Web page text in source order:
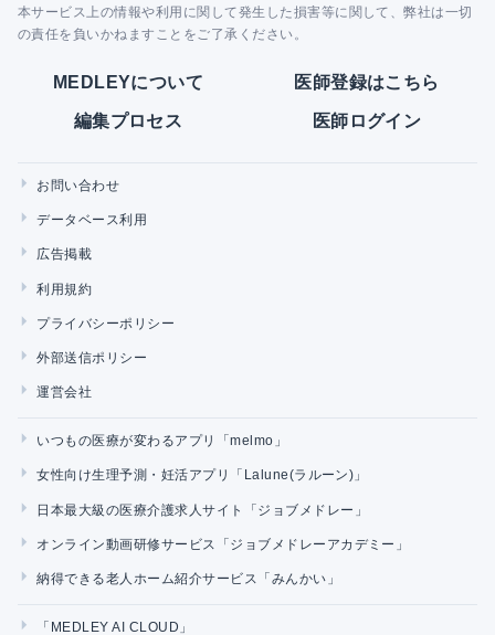
本サービス上の情報や利用に関して発生した損害等に関して、弊社は一切
の責任を負いかねますことをご了承ください。
MEDLEYについて 医師登録はこちら
編集プロセス 医師ログイン
お問い合わせ
データベース利用
広告掲載
利用規約
プライバシーポリシー
外部送信ポリシー
運営会社
いつもの医療が変わるアプリ「melmo」
女性向け生理予測・妊活アプリ「Lalune(ラルーン)」
日本最大級の医療介護求人サイト「ジョブメドレー」
オンライン動画研修サービス「ジョブメドレーアカデミー」
納得できる老人ホーム紹介サービス「みんかい」
「MEDLEY AI CLOUD」